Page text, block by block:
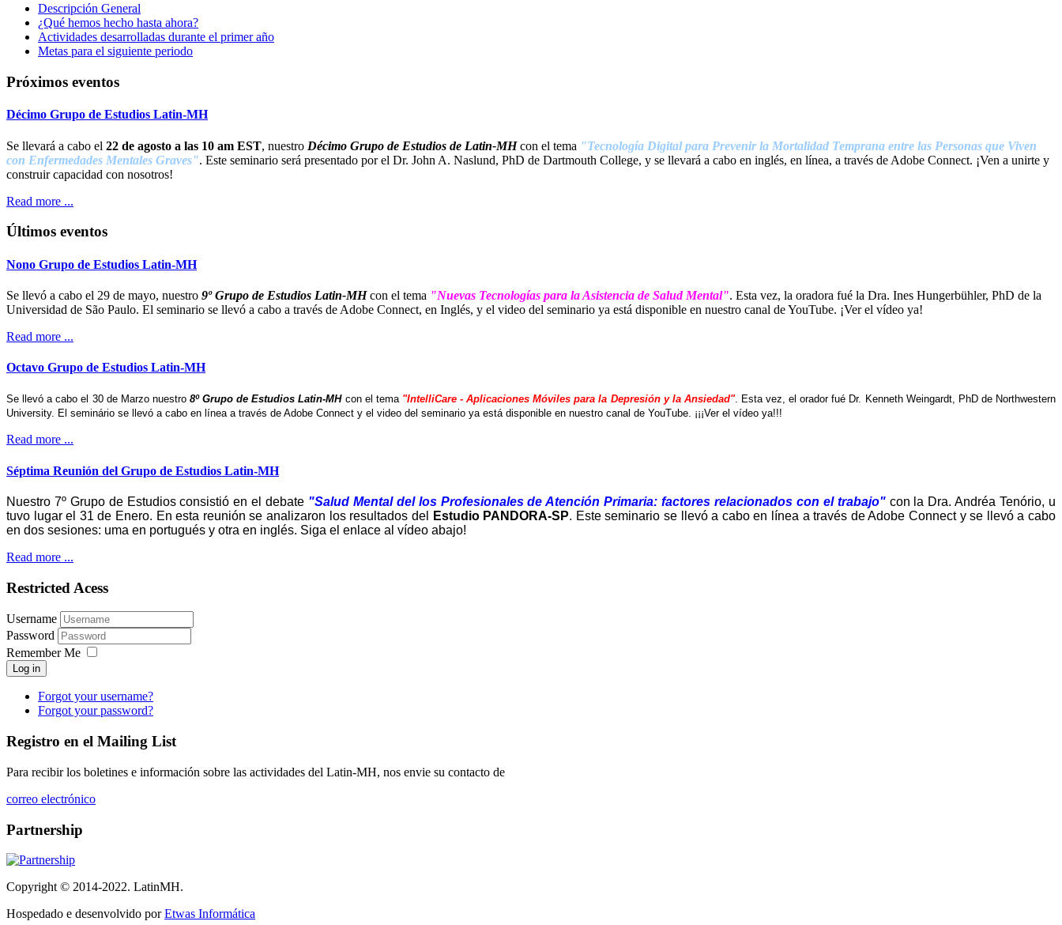
Descripción General
¿Qué hemos hecho hasta ahora?
Actividades desarrolladas durante el primer año
Metas para el siguiente periodo
Próximos eventos
Décimo Grupo de Estudios Latin-MH
Se llevará a cabo el 22 de agosto a las 10 am EST, nuestro Décimo Grupo de Estudios de Latin-MHcon el tema "Tecnología Digital para Prevenir la Mortalidad Temprana entre las Personas que Viven
con Enfermedades Mentales Graves". Este seminario será presentado por el Dr. John A. Naslund, PhD de Dartmouth College, y se llevará a cabo en inglés, en línea, a través de Adobe Connect. ¡Ven a unirte y
construir capacidad con nosotros!
Read more ...
Últimos eventos
Nono Grupo de Estudios Latin-MH
Se llevó a cabo el 29 de mayo, nuestro 9º Grupo de Estudios Latin-MHcon el tema "Nuevas Tecnologías para la Asistencia de Salud Mental". Esta vez, la oradora fué la Dra. Ines Hungerbühler, PhD de la
Universidad de São Paulo. El seminario se llevó a cabo a través de Adobe Connect, en Inglés, y el video del seminario ya está disponible en nuestro canal de YouTube. ¡Ver el vídeo ya!
Read more ...
Octavo Grupo de Estudios Latin-MH
Se llevó a cabo el 30 de Marzo nuestro 8º Grupo de Estudios Latin-MHcon el tema "IntelliCare - Aplicaciones Móviles para la Depresión y la Ansiedad". Esta vez, el orador fué Dr. Kenneth Weingardt, PhD de Northwestern
University. El seminário se llevó a cabo en línea a través de Adobe Connect y el video del seminario ya está disponible en nuestro canal de YouTube. ¡¡¡Ver el vídeo ya!!!
Read more ...
Séptima Reunión del Grupo de Estudios Latin-MH
Nuestro 7º Grupo de Estudios consistió en el debate "Salud Mental del los Profesionales de Atención Primaria: factores relacionados con el trabajo"con la Dra. Andréa Tenório, u
tuvo lugar el 31 de Enero. En esta reunión se analizaron los resultados del
Estudio PANDORA-SP. Este seminario se llevó a cabo en línea a través de Adobe Connect y se llevó a cabo
en dos sesiones: uma en portugués y otra en inglés. Siga el enlace al vídeo abajo!
Read more ...
Restricted Acess
Username
Password
Remember Me
Log in
Forgot your username?
Forgot your password?
Registro en el Mailing List
Para recibir los boletines e información sobre las actividades del Latin-MH, nos envie su contacto de
correo electrónico
Partnership
Copyright © 2014-2022. LatinMH.
Hospedado e desenvolvido porEtwas Informática